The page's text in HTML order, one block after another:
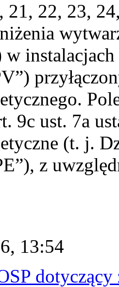
21, 22, 23,
w
9c ust. 7a
(t. j.
z
13:54
dotyczący